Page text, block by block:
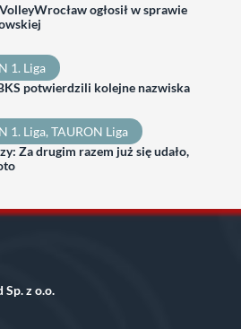
ogłosił w sprawie
1. Liga
potwierdzili kolejne nazwiska
1. Liga, TAURON Liga
Za drugim razem już się udało,
z o.o.